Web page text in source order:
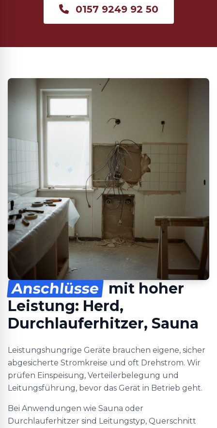
0157 9249 92 50
Anschlüsse
mit hoher
Leistung: Herd,
Durchlauferhitzer, Sauna
Leistungshungrige Geräte brauchen eigene, sicher
abgesicherte Stromkreise und oft Drehstrom. Wir
prüfen Einspeisung, Verteilerbelegung und
Leitungsführung, bevor das Gerät in Betrieb geht.
Bei Anwendungen wie Sauna oder
Durchlauferhitzer sind Leitungstyp, Querschnitt